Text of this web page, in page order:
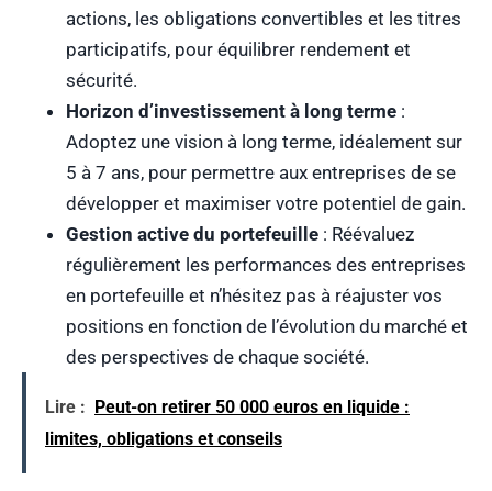
actions, les obligations convertibles et les titres
participatifs, pour équilibrer rendement et
sécurité.
Horizon d’investissement à long terme :
Adoptez une vision à long terme, idéalement sur
5 à 7 ans, pour permettre aux entreprises de se
développer et maximiser votre potentiel de gain.
Gestion active du portefeuille : Réévaluez
régulièrement les performances des entreprises
en portefeuille et n’hésitez pas à réajuster vos
positions en fonction de l’évolution du marché et
des perspectives de chaque société.
Lire : Peut-on retirer 50 000 euros en liquide :
limites, obligations et conseils